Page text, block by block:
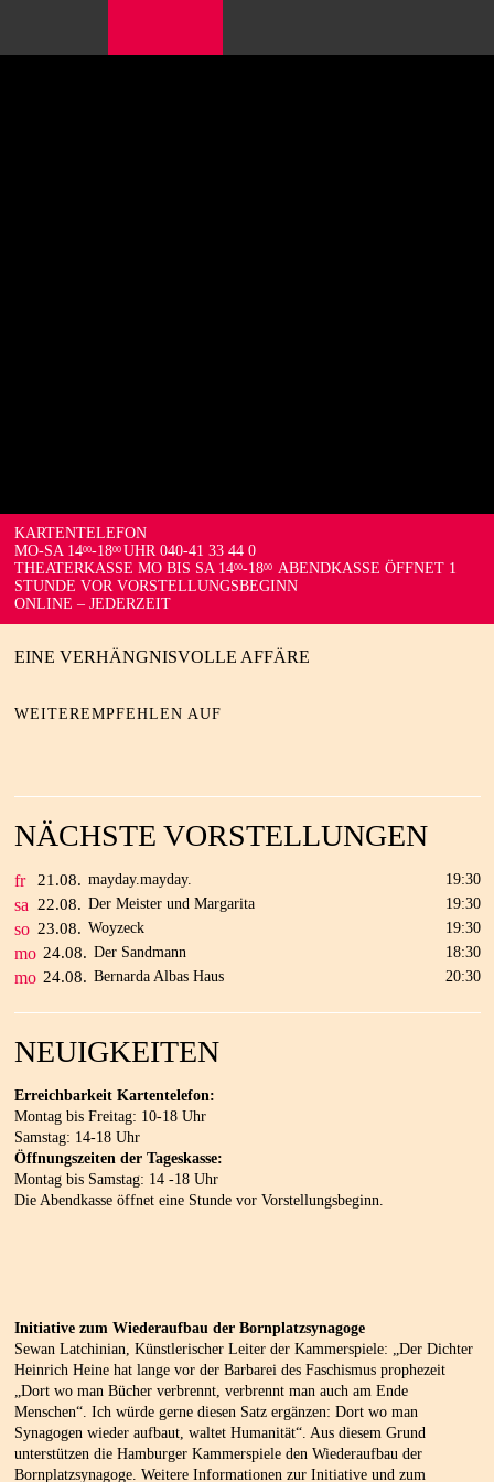
KARTENTELEFON
MO-SA 1400-1800 UHR 040-41 33 44 0
THEATERKASSE MO BIS SA 1400-1800 ABENDKASSE ÖFFNET 1
STUNDE VOR VORSTELLUNGSBEGINN
ONLINE – JEDERZEIT
EINE VERHÄNGNISVOLLE AFFÄRE
WEITEREMPFEHLEN AUF
NÄCHSTE VORSTELLUNGEN
fr 21.08. mayday.mayday. 19:30
sa 22.08. Der Meister und Margarita 19:30
so 23.08. Woyzeck 19:30
mo 24.08. Der Sandmann 18:30
mo 24.08. Bernarda Albas Haus 20:30
NEUIGKEITEN
Erreichbarkeit Kartentelefon:
Montag bis Freitag: 10-18 Uhr
Samstag: 14-18 Uhr
Öffnungszeiten der Tageskasse:
Montag bis Samstag: 14 -18 Uhr
Die Abendkasse öffnet eine Stunde vor Vorstellungsbeginn.
Initiative zum Wiederaufbau der Bornplatzsynagoge
Sewan Latchinian, Künstlerischer Leiter der Kammerspiele: „Der Dichter
Heinrich Heine hat lange vor der Barbarei des Faschismus prophezeit
„Dort wo man Bücher verbrennt, verbrennt man auch am Ende
Menschen“. Ich würde gerne diesen Satz ergänzen: Dort wo man
Synagogen wieder aufbaut, waltet Humanität“. Aus diesem Grund
unterstützen die Hamburger Kammerspiele den Wiederaufbau der
Bornplatzsynagoge. Weitere Informationen zur Initiative und zum